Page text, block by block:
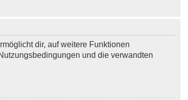
dir, auf weitere Funktionen
und die verwandten